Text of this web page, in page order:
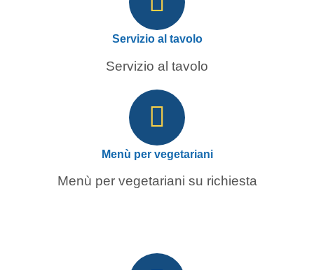
Servizio al tavolo
Servizio al tavolo
Menù per vegetariani
Menù per vegetariani su richiesta